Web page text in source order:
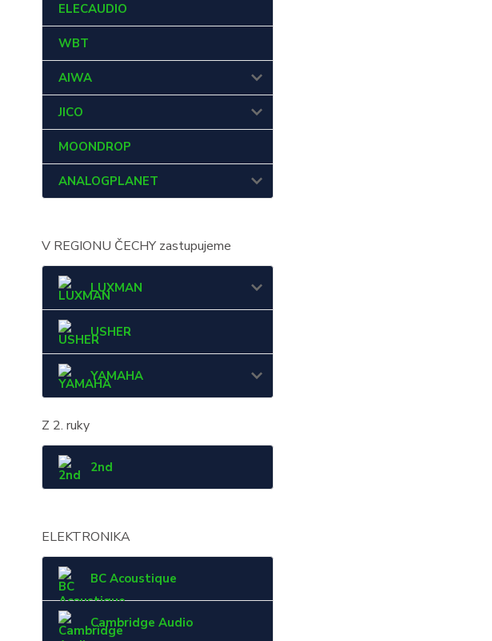
ELECAUDIO
WBT
AIWA
JICO
MOONDROP
ANALOGPLANET
V REGIONU ČECHY zastupujeme
LUXMAN
USHER
YAMAHA
Z 2. ruky
2nd
ELEKTRONIKA
BC Acoustique
Cambridge Audio